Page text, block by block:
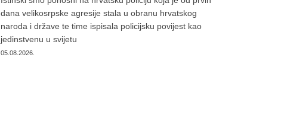
dana velikosrpske agresije stala u obranu hrvatskog
naroda i države te time ispisala policijsku povijest kao
jedinstvenu u svijetu
05.08.2026.